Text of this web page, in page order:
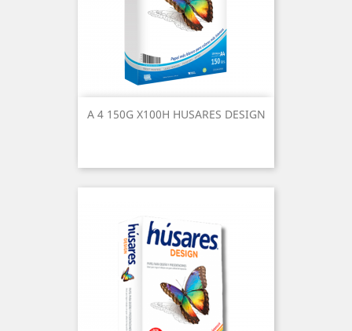
A 4 150G X100H HUSARES DESIGN